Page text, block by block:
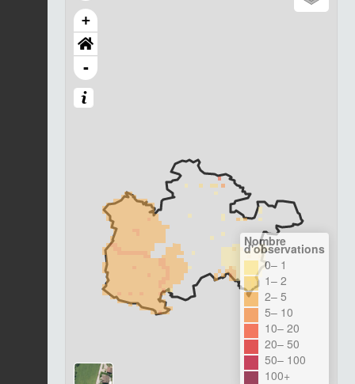
+
-
Nombre
d'observations
0– 1
1– 2
2– 5
5– 10
10– 20
20– 50
50– 100
100+